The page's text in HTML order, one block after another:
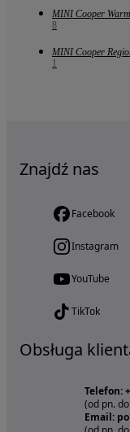
MINI Cooper
8
MINI Cooper
1
Znajdź nas
Facebook
Instagram
YouTube
TikTok
Obsługa
Telefon:
(od pn.
Email: